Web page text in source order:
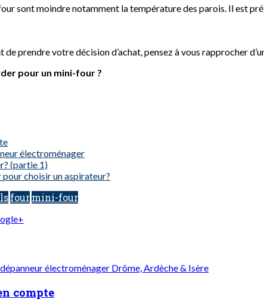
sont moindre notamment la température des parois. Il est
de prendre votre décision d’achat, pensez à vous rapprocher
pour un mini-four ?
électroménager
(partie 1)
choisir un aspirateur?
fourmini-four
compte